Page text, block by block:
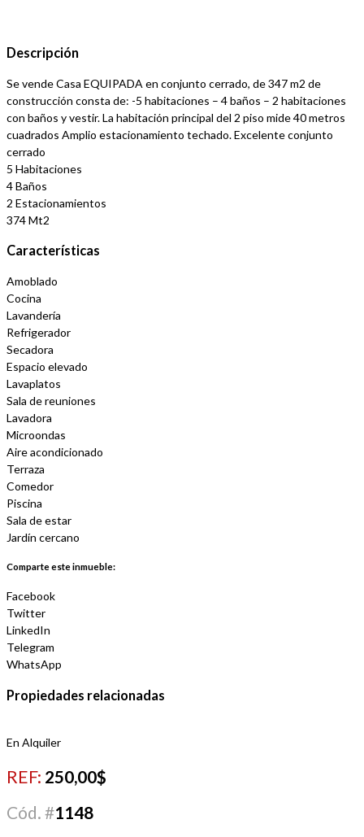
Descripción
Se vende Casa EQUIPADA en conjunto cerrado, de 347 m2 de
construcción consta de: -5 habitaciones – 4 baños – 2 habitaciones
con baños y vestir. La habitación principal del 2 piso mide 40 metros
cuadrados Amplio estacionamiento techado. Excelente conjunto
cerrado
5 Habitaciones
4 Baños
2 Estacionamientos
374 Mt2
Características
Amoblado
Cocina
Lavandería
Refrigerador
Secadora
Espacio elevado
Lavaplatos
Sala de reuniones
Lavadora
Microondas
Aire acondicionado
Terraza
Comedor
Piscina
Sala de estar
Jardín cercano
Comparte este inmueble:
Facebook
Twitter
LinkedIn
Telegram
WhatsApp
Propiedades relacionadas
En Alquiler
REF: 250,00$
Cód. #1148